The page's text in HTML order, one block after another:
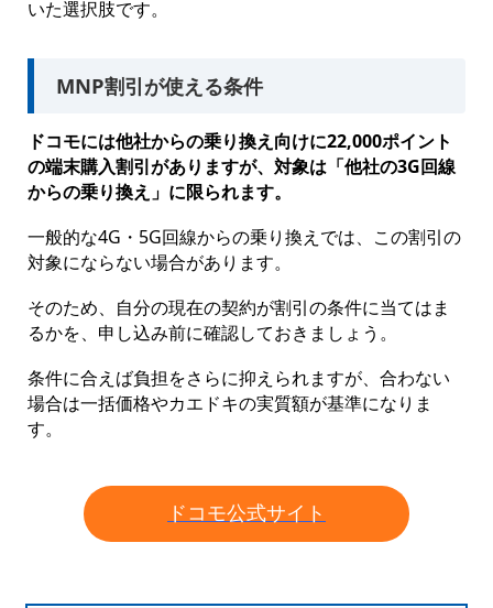
いた選択肢です。
MNP割引が使える条件
ドコモには他社からの乗り換え向けに22,000ポイント
の端末購入割引がありますが、対象は「他社の3G回線
からの乗り換え」に限られます。
一般的な4G・5G回線からの乗り換えでは、この割引の
対象にならない場合があります。
そのため、自分の現在の契約が割引の条件に当てはま
るかを、申し込み前に確認しておきましょう。
条件に合えば負担をさらに抑えられますが、合わない
場合は一括価格やカエドキの実質額が基準になりま
す。
ドコモ公式サイト